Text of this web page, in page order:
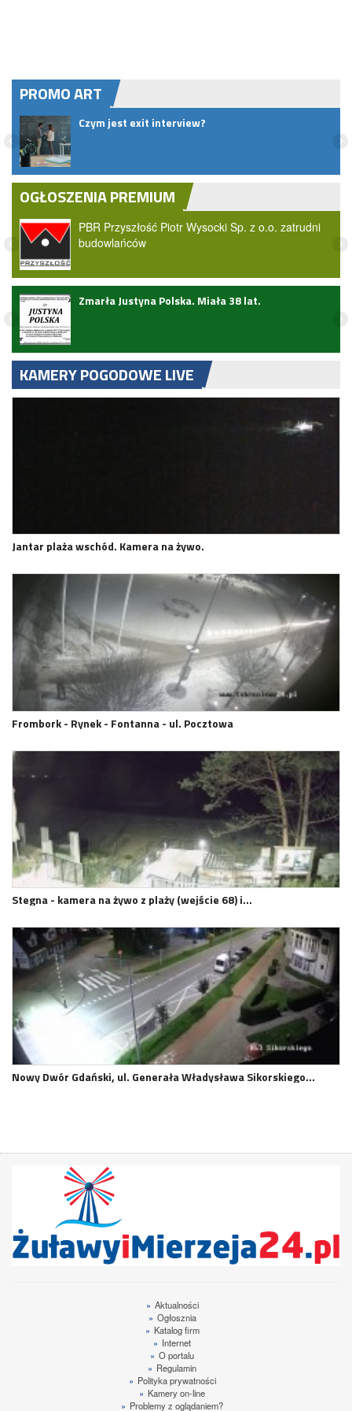
PROMO ART
Czym jest exit interview?
OGŁOSZENIA PREMIUM
PBR Przyszłość Piotr Wysocki Sp. z o.o. zatrudni
budowlańców
Zmarła Justyna Polska. Miała 38 lat.
KAMERY POGODOWE LIVE
Jantar plaża wschód. Kamera na żywo.
Frombork - Rynek - Fontanna - ul. Pocztowa
Stegna - kamera na żywo z plaży (wejście 68) i…
Nowy Dwór Gdański, ul. Generała Władysława Sikorskiego…
» Aktualności
» Ogłosznia
» Katalog firm
» Internet
» O portalu
» Regulamin
» Polityka prywatności
» Kamery on-line
» Problemy z oglądaniem?